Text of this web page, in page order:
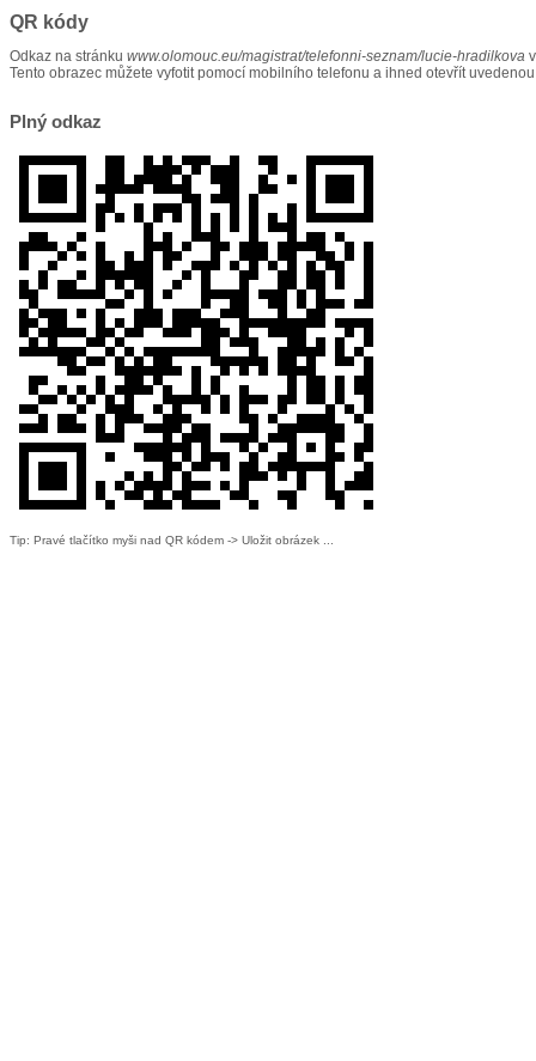
QR kódy
Odkaz na stránku www.olomouc.eu/magistrat/telefonni-seznam/lucie-hradilkova
Tento obrazec můžete vyfotit pomocí mobilního telefonu a ihned otevřít
Plný odkaz
Tip: Pravé tlačítko myši nad QR kódem -> Uložit obrázek ...